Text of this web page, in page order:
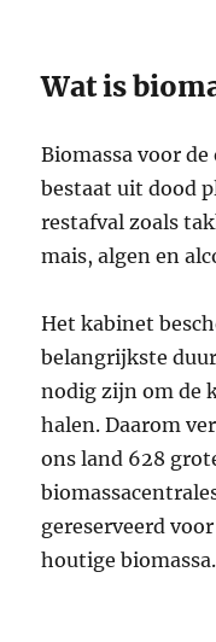
Wat is
Biomassa voor
bestaat uit dood
restafval zoals
mais, algen en
Het kabinet
belangrijkste
nodig zijn om de
halen. Daarom
ons land 628
gereserveerd
houtige biomassa.